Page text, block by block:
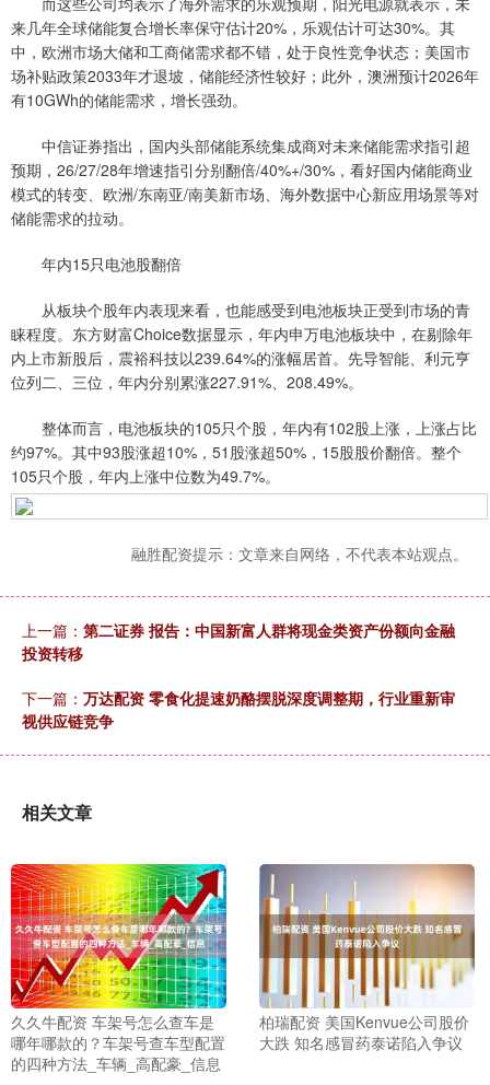
来几年全球储能复合增长率保守估计20%，乐观估计可达30%。其
中，欧洲市场大储和工商储需求都不错，处于良性竞争状态；美国市
场补贴政策2033年才退坡，储能经济性较好；此外，澳洲预计2026年
有10GWh的储能需求，增长强劲。
中信证券指出，国内头部储能系统集成商对未来储能需求指引超
预期，26/27/28年增速指引分别翻倍/40%+/30%，看好国内储能商业
模式的转变、欧洲/东南亚/南美新市场、海外数据中心新应用场景等对
储能需求的拉动。
年内15只电池股翻倍
从板块个股年内表现来看，也能感受到电池板块正受到市场的青
睐程度。东方财富Choice数据显示，年内申万电池板块中，在剔除年
内上市新股后，震裕科技以239.64%的涨幅居首。先导智能、利元亨
位列二、三位，年内分别累涨227.91%、208.49%。
整体而言，电池板块的105只个股，年内有102股上涨，上涨占比
约97%。其中93股涨超10%，51股涨超50%，15股股价翻倍。整个
105只个股，年内上涨中位数为49.7%。
融胜配资提示：文章来自网络，不代表本站观点。
上一篇： 第二证券 报告：中国新富人群将现金类资产份额向金融
投资转移
下一篇： 万达配资 零食化提速奶酪摆脱深度调整期，行业重新审
视供应链竞争
相关文章
久久牛配资 车架号怎么查车是
哪年哪款的？车架号查车型配置
的四种方法_车辆_高配豪_信息
柏瑞配资 美国Kenvue公司股价
大跌 知名感冒药泰诺陷入争议